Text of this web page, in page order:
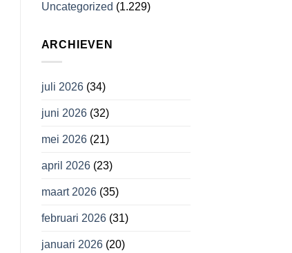
Uncategorized (1.229)
ARCHIEVEN
juli 2026(34)
juni 2026(32)
mei 2026(21)
april 2026(23)
maart 2026(35)
februari 2026(31)
januari 2026(20)